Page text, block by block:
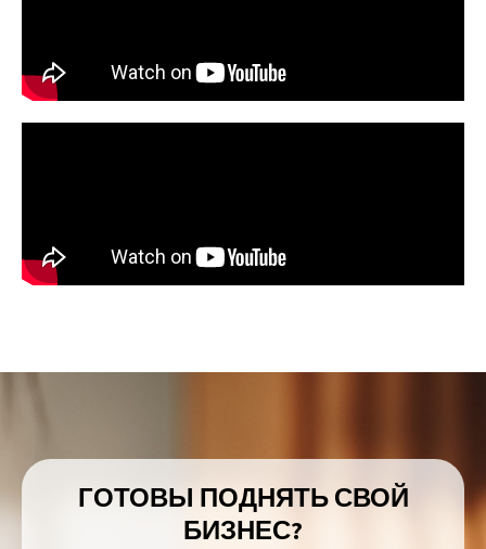
ГОТОВЫ ПОДНЯТЬ СВОЙ
БИЗНЕС?